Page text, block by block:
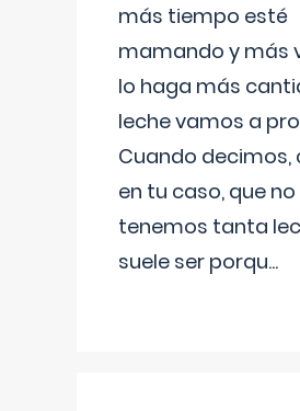
más tiempo esté
mamando y más
lo haga más
leche vamos a
Cuando decimos,
en tu caso, que no
tenemos tanta
suele ser porqu...